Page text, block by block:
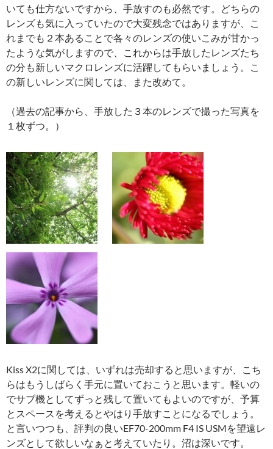
いても仕方ないですから、手放すのも必然です。どちらの
レンズも気に入っていたので大変残念ではありますが、こ
れまでも２本あることで各々のレンズの使いこみが甘かっ
たような気がしますので、これからは手放したレンズたち
の分も新しいマクロレンズに活躍してもらいましょう。こ
の新しいレンズに関しては、また改めて。
（過去の記事から、手放した３本のレンズで撮った写真を
１枚ずつ。）
Kiss X2に関しては、いずれは売却すると思いますが、こち
らはもうしばらく手元に置いておこうと思います。軽いの
でサブ機としてずっと残して置いてもよいのですが、予算
とスペースを考えるとやはり手放すことになるでしょう。
と言いつつも、評判の良いEF70-200mm F4 IS USMを望遠レ
ンズとして欲しいなぁと考えていたり。沼は深いです。